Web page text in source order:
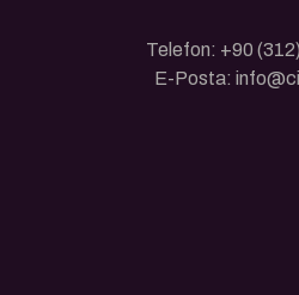
Telefon: +90
E-Posta: